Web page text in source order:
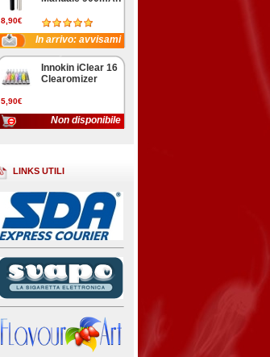
8,90€
In arrivo: avvisami
5,90€
Innokin iClear 16
Clearomizer
Non disponibile
LINKS UTILI